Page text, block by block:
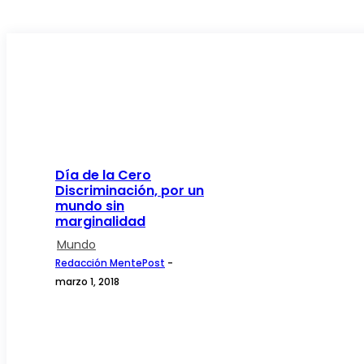
Día de la Cero
Discriminación, por un
mundo sin
marginalidad
Mundo
Redacción MentePost -
marzo 1, 2018